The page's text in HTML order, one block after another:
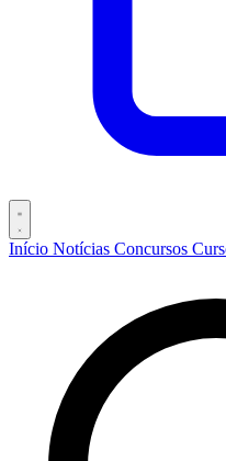
Início Notícias Concursos